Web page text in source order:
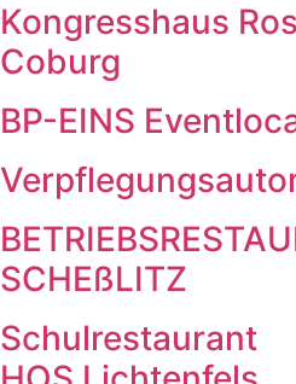
Kongresshaus
Coburg
BP-EINS
SCHEßLITZ
Schulrestaurant